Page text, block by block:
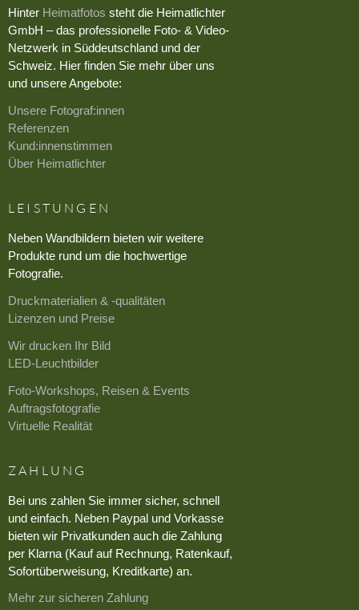
Hinter Heimatfotos steht die Heimatlichter
GmbH – das professionelle Foto- & Video-
Netzwerk in Süddeutschland und der
Schweiz. Hier finden Sie mehr über uns
und unsere Angebote:
Unsere Fotograf:innen
Referenzen
Kund:innenstimmen
Über Heimatlichter
LEISTUNGEN
Neben Wandbildern bieten wir weitere
Produkte rund um die hochwertige
Fotografie.
Druckmaterialien & -qualitäten
Lizenzen und Preise
Wir drucken Ihr Bild
LED-Leuchtbilder
Foto-Workshops, Reisen & Events
Auftragsfotografie
Virtuelle Realität
ZAHLUNG
Bei uns zahlen Sie immer sicher, schnell
und einfach. Neben Paypal und Vorkasse
bieten wir Privatkunden auch die Zahlung
per Klarna (Kauf auf Rechnung, Ratenkauf,
Sofortüberweisung, Kreditkarte) an.
Mehr zur sicheren Zahlung